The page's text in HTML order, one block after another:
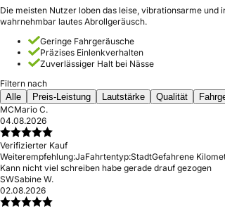
Die meisten Nutzer loben das leise, vibrationsarme
wahrnehmbar lautes Abrollgeräusch.
Geringe Fahrgeräusche
Präzises Einlenkverhalten
Zuverlässiger Halt bei Nässe
Filtern nach
Alle
Preis-Leistung Lautstärke Qualität
MCMario C.
04.08.2026
Verifizierter Kauf
Weiterempfehlung:JaFahrtentyp:StadtGefahrene
Kann nicht viel schreiben habe gerade drauf gezogen
SWSabine W.
02.08.2026